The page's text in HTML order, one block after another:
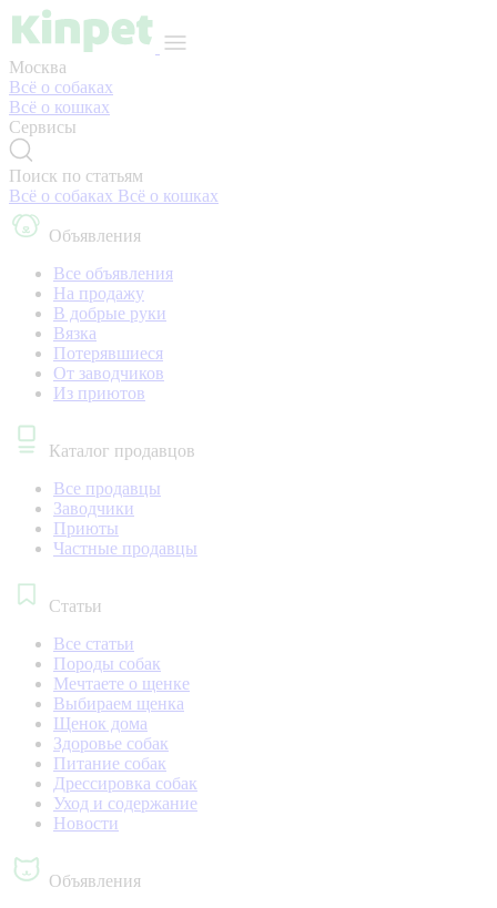
Москва
Всё о собаках
Всё о кошках
Сервисы
Поиск по статьям
Всё о собаках Всё о кошках
Объявления
Все объявления
На продажу
В добрые руки
Вязка
Потерявшиеся
От заводчиков
Из приютов
Каталог продавцов
Все продавцы
Заводчики
Приюты
Частные продавцы
Статьи
Все статьи
Породы собак
Мечтаете о щенке
Выбираем щенка
Щенок дома
Здоровье собак
Питание собак
Дрессировка собак
Уход и содержание
Новости
Объявления